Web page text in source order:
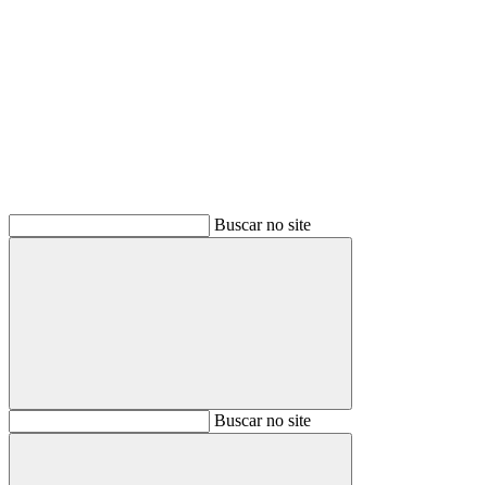
Buscar no site
BuscarBuscar no site